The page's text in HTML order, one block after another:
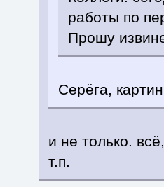
работы по
Прошу
Серёга,
и не только.
т.п.